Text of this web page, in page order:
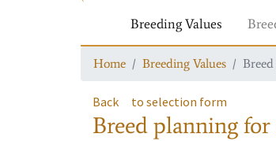
Breeding Values
Home Breeding Values
Back to selection form
Breed planning